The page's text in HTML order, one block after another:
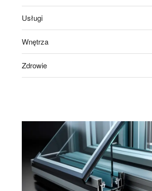
Usługi
Wnętrza
Zdrowie